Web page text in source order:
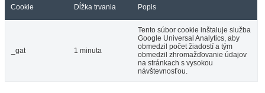
Cookie Dĺžka trvania Popis
_gat 1 minuta
Tento súbor cookie inštaluje služba
Google Universal Analytics, aby
obmedzil počet žiadostí a tým
obmedzil zhromažďovanie údajov
na stránkach s vysokou
návštevnosťou.